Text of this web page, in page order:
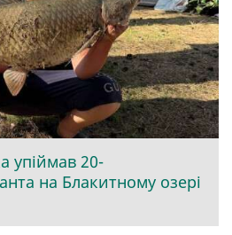
упіймав 20-
на Блакитному озері